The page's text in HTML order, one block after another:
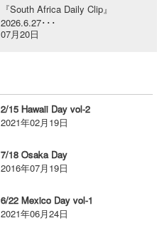
『South Africa Daily Clip』
2026.6.27･･･
07月20日
2/15 Hawaii Day vol-2
2021年02月19日
7/18 Osaka Day
2016年07月19日
6/22 Mexico Day vol-1
2021年06月24日